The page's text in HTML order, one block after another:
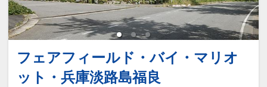
フェアフィールド・バイ・マリオ
ット・兵庫淡路島福良